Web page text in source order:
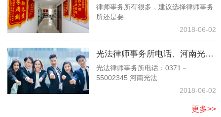
一个孙子，但是当我们问他要钱
时，他说他是孙子没有赡养我们
的义务，请问对吗？
律师事务所更好些！
律师事务所有很多，建议选择律师事务
所还是要
2018-06-02
光法律师事务所电话、河南光法
律师事务所电话、郑州光法律师
事务所电话037155002345
光法律师事务所电话：0371－
55002345 河南光法
2018-06-02
更多>>